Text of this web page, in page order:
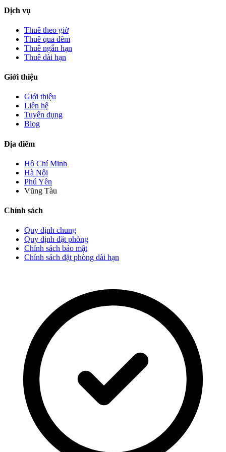
Dịch vụ
Thuê theo giờ
Thuê qua đêm
Thuê ngắn hạn
Thuê dài hạn
Giới thiệu
Giới thiệu
Liên hệ
Tuyển dụng
Blog
Địa điểm
Hồ Chí Minh
Hà Nội
Phú Yên
Vũng Tàu
Chính sách
Quy định chung
Quy định đặt phòng
Chính sách bảo mật
Chính sách đặt phòng dài hạn